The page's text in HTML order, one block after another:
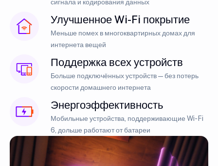
сигнала и кодирования данных
Улучшенное Wi-Fi покрытие
Меньше помех в многоквартирных домах для
интернета вещей
Поддержка всех устройств
Больше подключённых устройств — без потерь
скорости домашнего интернета
Энергоэффективность
Мобильные устройства, поддерживающие Wi-Fi
6, дольше работают от батареи